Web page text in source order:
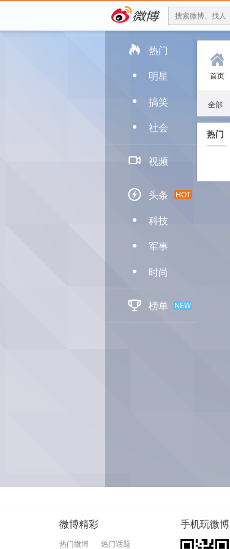
搜索微博、找人
 热门
D 明星
D 搞笑
D 社会
 视频
 头条 HOT
D 科技
D 军事
D 时尚
 榜单 NEW
(
首页
全部
热门
微博精彩
热门微博 热门话题
手机玩微博